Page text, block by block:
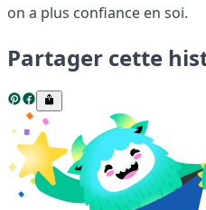
on a plus confiance en soi.
Partager cette